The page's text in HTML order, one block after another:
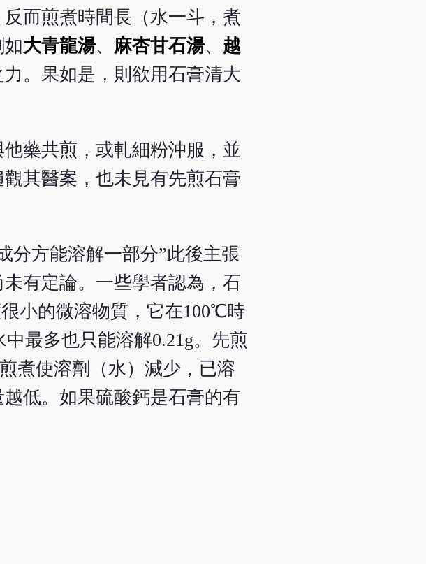
而煎煮時間長（水一斗，煮
大青龍湯、 麻杏甘石湯、 越
。果如是，則欲用石膏清大
藥共煎，或軋細粉沖服，並
其醫案，也未見有先煎石膏
方能溶解一部分”此後主張
有定論。一些學者認為，石
小的微溶物質，它在100℃時
最多也只能溶解0.21g。先煎
煮使溶劑（水）減少，已溶
低。如果硫酸鈣是石膏的有